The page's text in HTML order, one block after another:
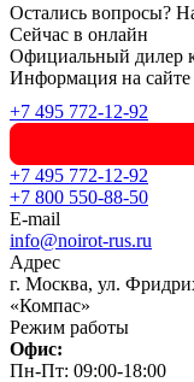
Остались вопросы?
Сейчас в онлайн
Официальный дилер
Информация на сайте
+7 495 772-12-92
+7 495 772-12-92
+7 800 550-88-50
E-mail
info@noirot-rus.ru
Адрес
г. Москва, ул.
«Компас»
Режим работы
Офис:
Пн-Пт: 09:00-18:00